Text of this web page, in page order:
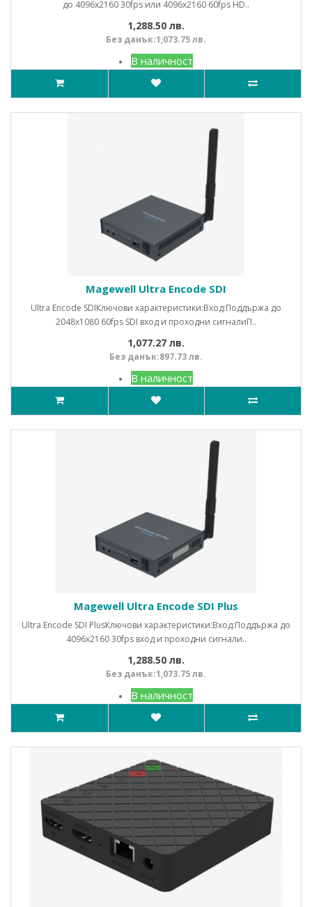
до 4096x2160 30fps или 4096x2160 60fps HD..
1,288.50 лв.
Без данък:1,073.75 лв.
В наличност
Magewell Ultra Encode SDI
Ultra Encode SDIКлючови характеристики:Вход:Поддържа до
2048x1080 60fps SDI вход и проходни сигналиП..
1,077.27 лв.
Без данък:897.73 лв.
В наличност
Magewell Ultra Encode SDI Plus
Ultra Encode SDI PlusКлючови характеристики:Вход:Поддържа до
4096x2160 30fps вход и проходни сигнали..
1,288.50 лв.
Без данък:1,073.75 лв.
В наличност